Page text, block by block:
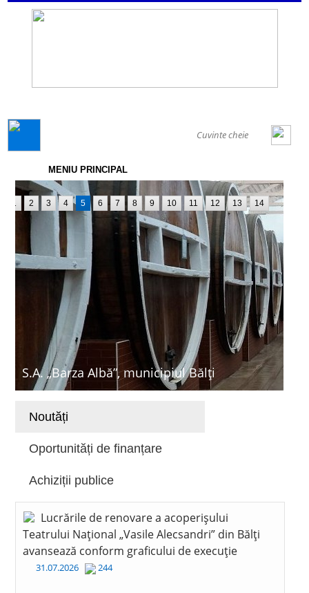
MENIU PRINCIPAL
S.A. „Barza Albă”, municipiul Bălți
1 2 3 4 5 6 7 8 9 10 11 12 13 14
Noutăți
Oportunități de finanțare
Achiziții publice
Lucrările de renovare a acoperișului
Teatrului Național „Vasile Alecsandri” din Bălți
avansează conform graficului de execuție
31.07.2026 244